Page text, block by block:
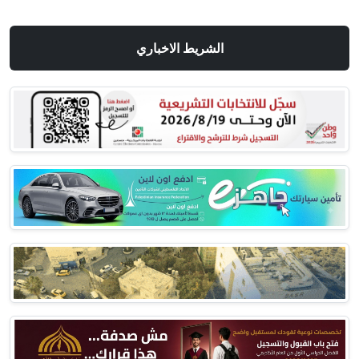
الشريط الاخباري